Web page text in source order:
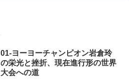
01-ヨーヨーチャンピオン岩倉玲
の栄光と挫折、現在進行形の世界
大会への道